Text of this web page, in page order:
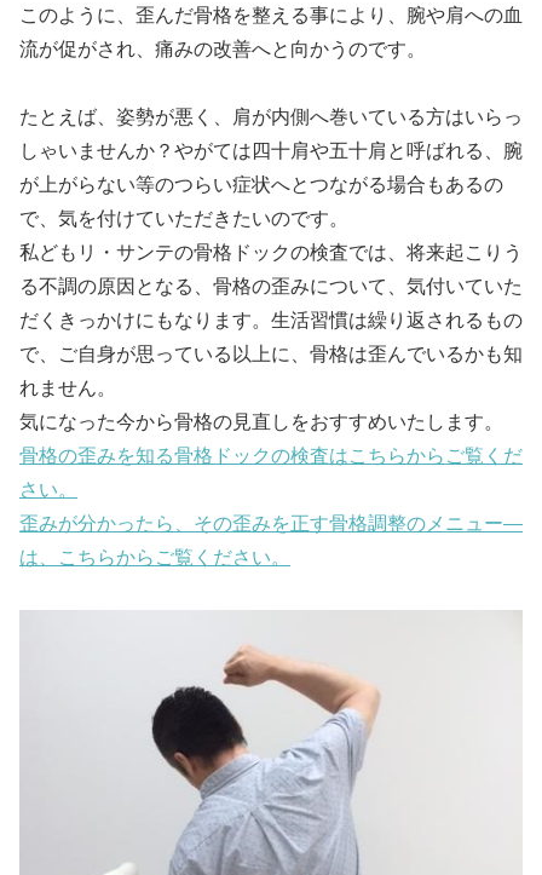
このように、歪んだ骨格を整える事により、腕や肩への血
流が促がされ、痛みの改善へと向かうのです。
たとえば、姿勢が悪く、肩が内側へ巻いている方はいらっ
しゃいませんか？やがては四十肩や五十肩と呼ばれる、腕
が上がらない等のつらい症状へとつながる場合もあるの
で、気を付けていただきたいのです。
私どもリ・サンテの骨格ドックの検査では、将来起こりう
る不調の原因となる、骨格の歪みについて、気付いていた
だくきっかけにもなります。生活習慣は繰り返されるもの
で、ご自身が思っている以上に、骨格は歪んでいるかも知
れません。
気になった今から骨格の見直しをおすすめいたします。
骨格の歪みを知る骨格ドックの検査はこちらからご覧くだ
さい。
歪みが分かったら、その歪みを正す骨格調整のメニュー―
は、こちらからご覧ください。